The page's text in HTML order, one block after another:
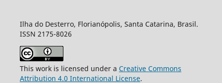
Ilha do Desterro, Florianópolis, Santa Catarina, Brasil.
ISSN 2175-8026
This work is licensed under a Creative Commons
Attribution 4.0 International License.